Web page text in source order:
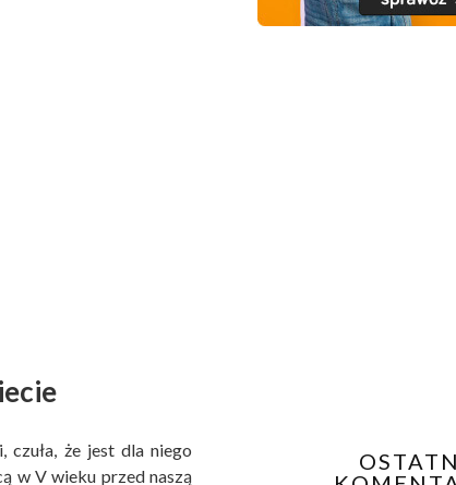
czuła, że jest dla niego
w V wieku przed naszą